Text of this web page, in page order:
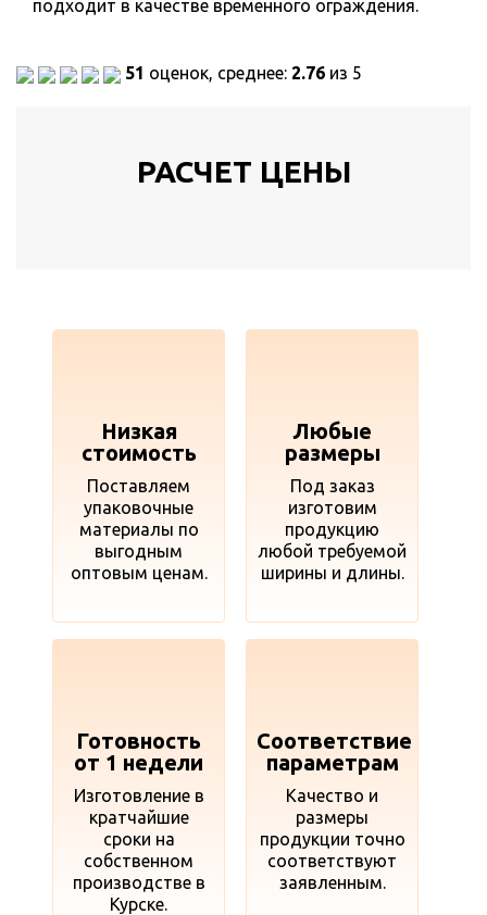
подходит в качестве временного ограждения.
51 оценок, среднее: 2.76 из 5
РАСЧЕТ ЦЕНЫ
Низкая
стоимость
Поставляем
упаковочные
материалы по
выгодным
оптовым ценам.
Любые
размеры
Под заказ
изготовим
продукцию
любой требуемой
ширины и длины.
Готовность
от 1 недели
Изготовление в
кратчайшие
сроки на
собственном
производстве в
Курске.
Соответствие
параметрам
Качество и
размеры
продукции точно
соответствуют
заявленным.